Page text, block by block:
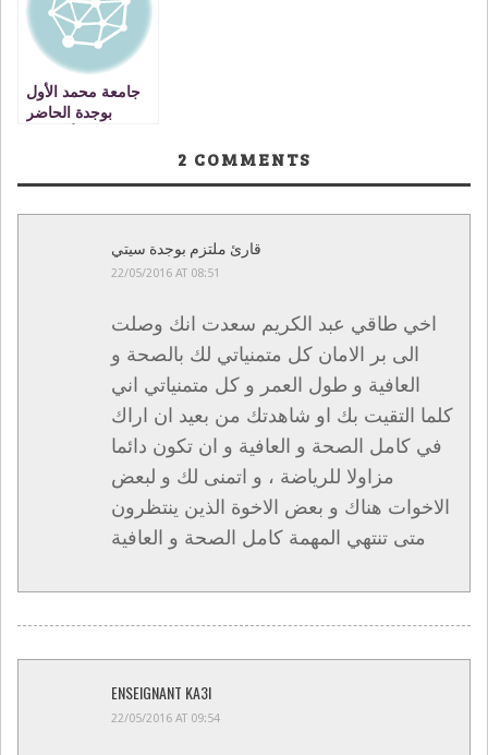
جامعة محمد الأول
بوجدة الحاضر
2 COMMENTS
قارئ ملتزم بوجدة سيتي
22/05/2016 AT 08:51
اخي طاقي عبد الكريم سعدت انك وصلت
الى بر الامان كل متمنياتي لك بالصحة و
العافية و طول العمر و كل متمنياتي اني
كلما التقيت بك او شاهدتك من بعيد ان اراك
في كامل الصحة و العافية و ان تكون دائما
مزاولا للرياضة ، و اتمنى لك و لبعض
الاخوات هناك و بعض الاخوة الذين ينتظرون
متى تنتهي المهمة كامل الصحة و العافية
ENSEIGNANT KA3I
22/05/2016 AT 09:54